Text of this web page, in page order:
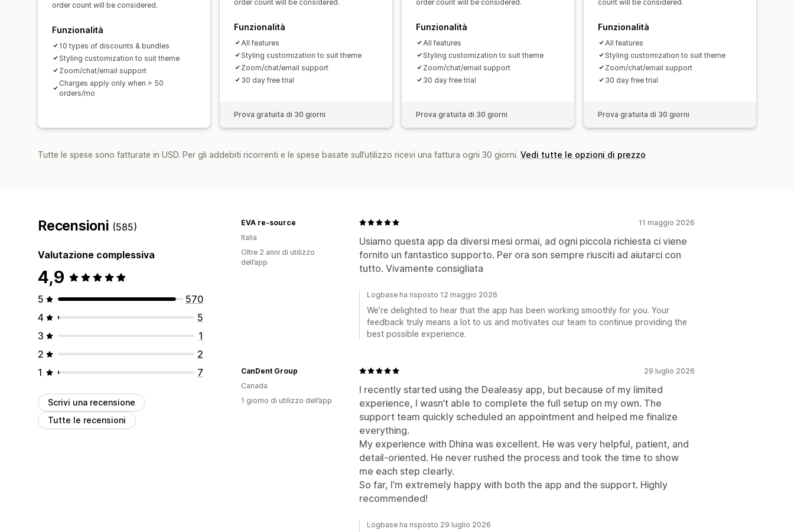
order count will be considered.
Funzionalità
10 types of discounts & bundles
Styling customization to suit theme
Zoom/chat/email support
Charges apply only when > 50
orders/mo
order count will be considered.
Funzionalità
All features
Styling customization to suit theme
Zoom/chat/email support
30 day free trial
Prova gratuita di 30 giorni
order count will be considered.
Funzionalità
All features
Styling customization to suit theme
Zoom/chat/email support
30 day free trial
Prova gratuita di 30 giorni
count will be considered.
Funzionalità
All features
Styling customization to suit theme
Zoom/chat/email support
30 day free trial
Prova gratuita di 30 giorni
Tutte le spese sono fatturate in USD. Per gli addebiti ricorrenti e le spese basate sull’utilizzo ricevi una fattura ogni 30 giorni. Vedi tutte le opzioni di prezzo
Recensioni (585)
Valutazione complessiva
4,9
5
570
4
5
3
1
2
2
1
7
Scrivi una recensione
Tutte le recensioni
11 maggio 2026
Usiamo questa app da diversi mesi ormai, ad ogni piccola richiesta ci viene
fornito un fantastico supporto. Per ora son sempre riusciti ad aiutarci con
tutto. Vivamente consigliata
EVA re-source
Italia
Oltre 2 anni di utilizzo
dell’app
Logbase ha risposto 12 maggio 2026
We’re delighted to hear that the app has been working smoothly for you. Your
feedback truly means a lot to us and motivates our team to continue providing the
best possible experience.
29 luglio 2026
I recently started using the Dealeasy app, but because of my limited
experience, I wasn’t able to complete the full setup on my own. The
support team quickly scheduled an appointment and helped me finalize
everything.
My experience with Dhina was excellent. He was very helpful, patient, and
detail-oriented. He never rushed the process and took the time to show
me each step clearly.
So far, I’m extremely happy with both the app and the support. Highly
recommended!
CanDent Group
Canada
1 giorno di utilizzo dell’app
Logbase ha risposto 29 luglio 2026